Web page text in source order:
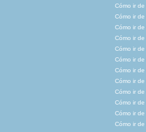
Cómo ir de
Cómo ir de
Cómo ir de
Cómo ir de
Cómo ir de
Cómo ir de
Cómo ir de
Cómo ir de
Cómo ir de
Cómo ir de
Cómo ir de
Cómo ir de